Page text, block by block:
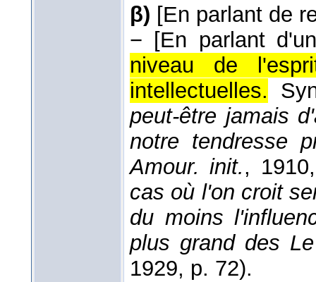
β) [En parlant de
− [En parlant
niveau de
intellectuelles.
peut-être jamais
notre tendresse
Amour. init., 1910
cas où l'on croit
du moins
plus grand des
1929, p. 72).